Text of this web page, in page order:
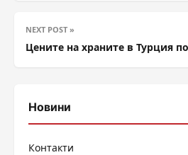
NEXT POST »
Цените на храните в Турция
Новини
Контакти